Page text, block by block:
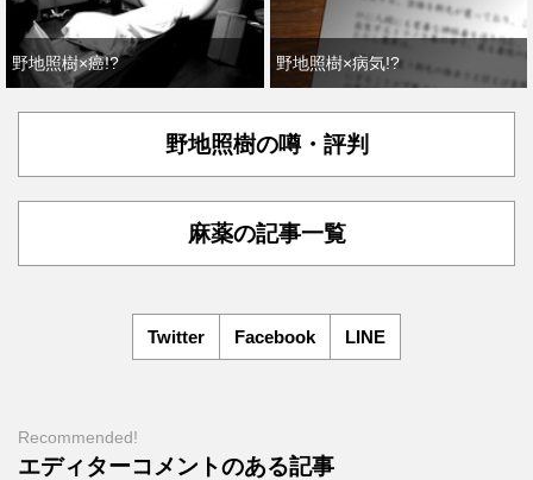
野地照樹×癌!? 野地照樹×病気!?
野地照樹の噂・評判
麻薬の記事一覧
Twitter Facebook LINE
Recommended!
エディターコメントのある記事